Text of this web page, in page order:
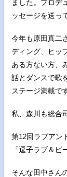
ました。プロデ
ッセージを送っ
今年も原田真二
ディング、ヒッ
ある方ない方、
話とダンスで歌
ステージ満載で
私、森川も総合
第12回ラブアン
「逗子ラブ＆ピ
そんな田中さん